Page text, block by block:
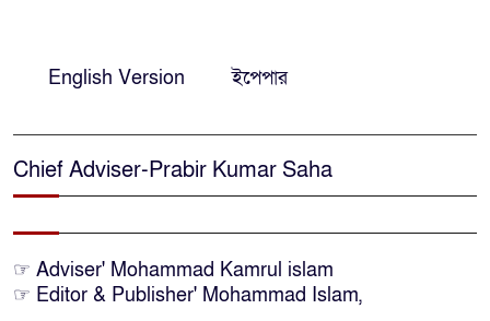
‘আমাকে ফাঁসি দিয়ে দেন’ আন্তর্জাতিক
সোনারগাঁয়ের জলাবদ্ধতা নিরসনে দ্রুত
পদক্ষেপের নির্দেশ: বিভাগীয়
নারায়ণগঞ্জে দিনমজুরের রহস্যজনক
মৃত্যু, শরীরে নির্যাতনের চিহ্ন প্রস্ফুটিত
English Version ইপেপার
Chief Adviser-Prabir Kumar Saha
☞ Adviser' Mohammad Kamrul islam
☞ Editor & Publisher' Mohammad Islam,